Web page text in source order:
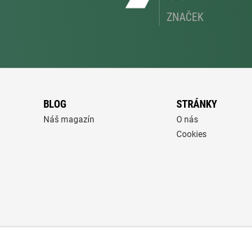
ZNAČEK
BLOG
Náš magazín
STRÁNKY
O nás
Cookies